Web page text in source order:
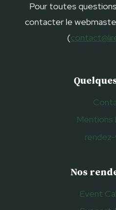
Pour toutes
contacter le
(
Mentions
Nos
Event